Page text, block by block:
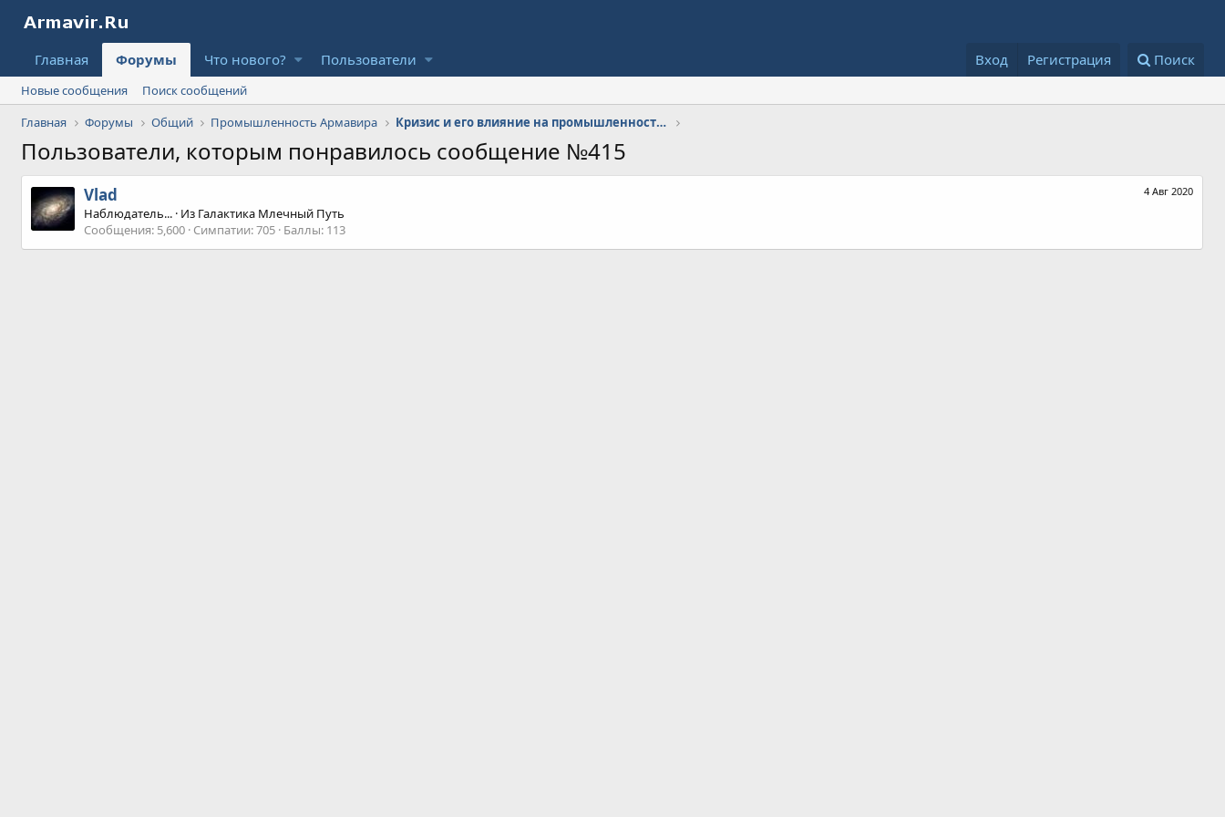
Главная Форумы Что нового? Пользователи Вход Регистрация Поиск
Новые сообщения
Поиск сообщений
Главная
Форумы Общий Промышленность Армавира Кризис и его влияние на промышленность в городе
Пользователи, которым понравилось сообщение №415
4 Авг 2020
Vlad
Наблюдатель... · Из Галактика Млечный Путь
Сообщения 5,600 Симпатии 705 Баллы 113